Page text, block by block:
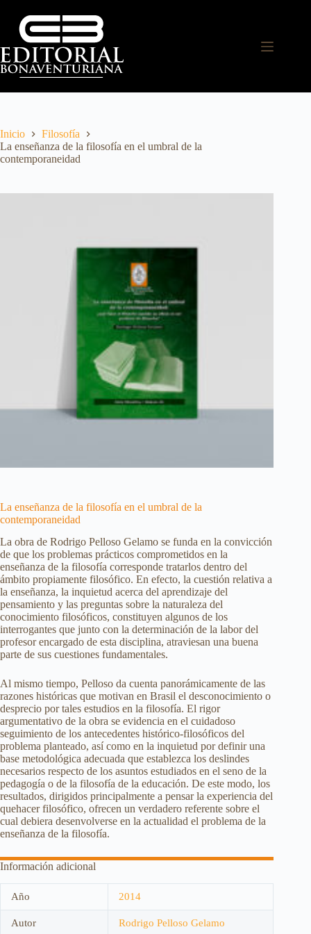
Inicio
Filosofía
La enseñanza de la filosofía en el umbral de la
contemporaneidad
La enseñanza de la filosofía en el umbral de la
contemporaneidad
La obra de Rodrigo Pelloso Gelamo se funda en la convicción
de que los problemas prácticos comprometidos en la
enseñanza de la filosofía corresponde tratarlos dentro del
ámbito propiamente filosófico. En efecto, la cuestión relativa a
la enseñanza, la inquietud acerca del aprendizaje del
pensamiento y las preguntas sobre la naturaleza del
conocimiento filosóficos, constituyen algunos de los
interrogantes que junto con la determinación de la labor del
profesor encargado de esta disciplina, atraviesan una buena
parte de sus cuestiones fundamentales.
Al mismo tiempo, Pelloso da cuenta panorámicamente de las
razones históricas que motivan en Brasil el desconocimiento o
desprecio por tales estudios en la filosofía. El rigor
argumentativo de la obra se evidencia en el cuidadoso
seguimiento de los antecedentes histórico-filosóficos del
problema planteado, así como en la inquietud por definir una
base metodológica adecuada que establezca los deslindes
necesarios respecto de los asuntos estudiados en el seno de la
pedagogía o de la filosofía de la educación. De este modo, los
resultados, dirigidos principalmente a pensar la experiencia del
quehacer filosófico, ofrecen un verdadero referente sobre el
cual debiera desenvolverse en la actualidad el problema de la
enseñanza de la filosofía.
Información adicional
Año 2014
Autor Rodrigo Pelloso Gelamo